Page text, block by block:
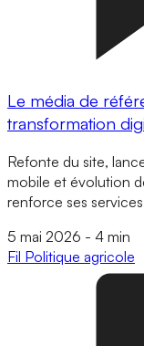
Le média de
transformation
Refonte du site,
mobile et évolution
renforce ses
5 mai 2026 - 4 min
Fil Politique agricole